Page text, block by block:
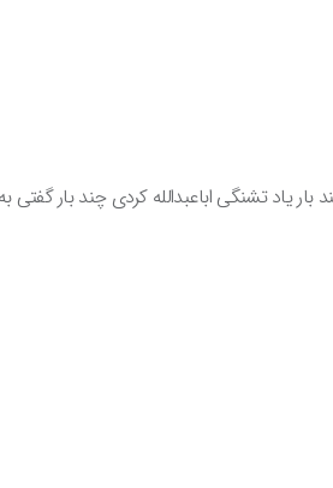
بار یاد تشنگی اباعبدالله کردی چند بار